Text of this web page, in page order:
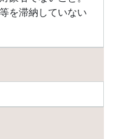
を滞納していない